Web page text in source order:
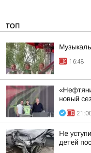
ТОП
16:48
новый
Не
детей